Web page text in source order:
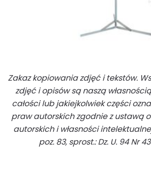
Zakaz kopiowania zdjęć i tekstów.
zdjęć i opisów są naszą
całości lub jakiejkolwiek części
praw autorskich zgodnie z ustawą
autorskich i własności intelektualnej
poz. 83, sprost.: Dz. U. 94 Nr